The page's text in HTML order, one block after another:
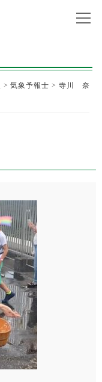
>気象予報士 > 寺川 奈